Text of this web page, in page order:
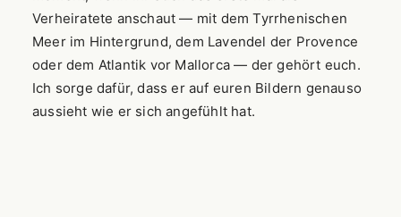
Verheiratete anschaut — mit dem Tyrrhenischen
Meer im Hintergrund, dem Lavendel der Provence
oder dem Atlantik vor Mallorca — der gehört euch.
Ich sorge dafür, dass er auf euren Bildern genauso
aussieht wie er sich angefühlt hat.